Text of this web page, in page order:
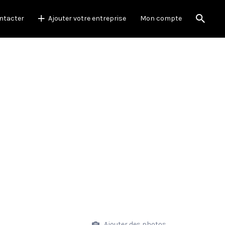
Ajouter votre entreprise Mon compte